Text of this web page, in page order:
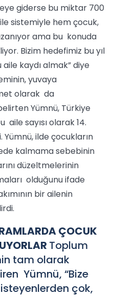
giderse bu miktar 700
sistemiyle hem çocuk,
ama bu konuda
Bizim hedefimiz bu yıl
kaydı almak” diye
yuvaya
olarak da
Yümnü, Türkiye
sayısı olarak 14.
Yümnü, ilde çocukların
kalmama sebebinin
düzeltmelerinin
olduğunu ifade
bir ailenin
ÇOCUK
Toplum
tam olarak
Yümnü, “Bize
çok,